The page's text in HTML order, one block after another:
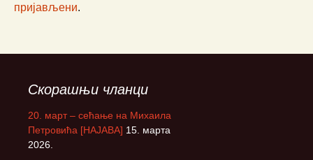
пријављени.
Скорашњи чланци
20. март – сећање на Михаила
Петровића [НАЈАВА] 15. марта
2026.